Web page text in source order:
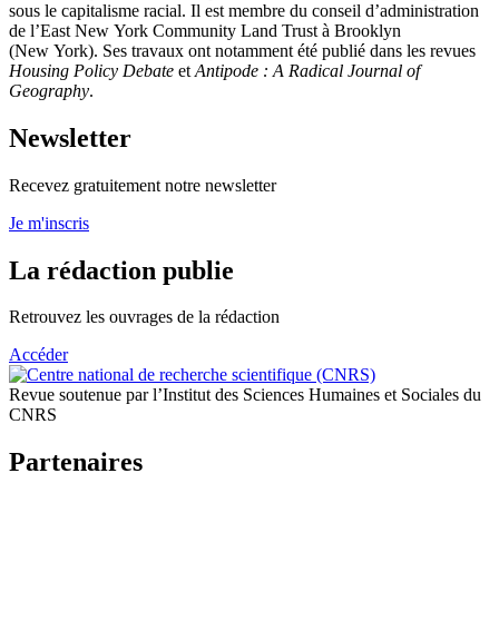
sous le capitalisme racial. Il est membre du conseil d’administration
de l’East New York Community Land Trust à Brooklyn
(New York). Ses travaux ont notamment été publié dans les revues
Housing Policy Debate et Antipode : A Radical Journal of
Geography.
Newsletter
Recevez gratuitement notre newsletter
Je m'inscris
La rédaction publie
Retrouvez les ouvrages de la rédaction
Accéder
Revue soutenue par l’Institut des Sciences Humaines et Sociales du
CNRS
Partenaires